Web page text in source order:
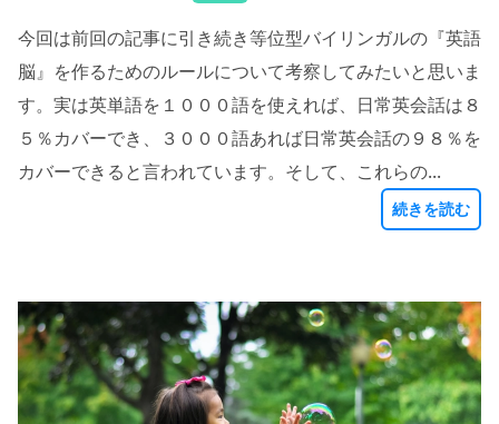
今回は前回の記事に引き続き等位型バイリンガルの『英語
脳』を作るためのルールについて考察してみたいと思いま
す。実は英単語を１０００語を使えれば、日常英会話は８
５％カバーでき、３０００語あれば日常英会話の９８％を
カバーできると言われています。そして、これらの...
続きを読む